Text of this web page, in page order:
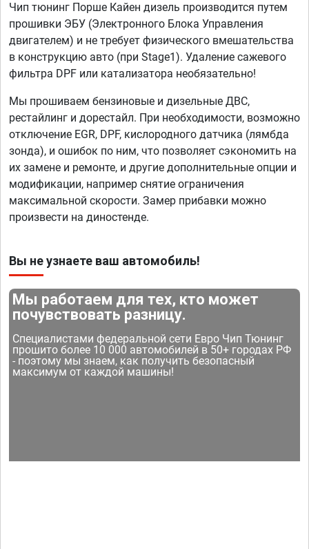
Чип тюнинг Порше Кайен дизель производится путем
прошивки ЭБУ (Электронного Блока Управления
двигателем) и не требует физического вмешательства
в конструкцию авто (при Stage1). Удаление сажевого
фильтра DPF или катализатора необязательно!
Мы прошиваем бензиновые и дизельные ДВС,
рестайлинг и дорестайл. При необходимости, возможно
отключение EGR, DPF, кислородного датчика (лямбда
зонда), и ошибок по ним, что позволяет сэкономить на
их замене и ремонте, и другие дополнительные опции и
модификации, например снятие ограничения
максимальной скорости. Замер прибавки можно
произвести на диностенде.
Вы не узнаете ваш автомобиль!
Мы работаем для тех, кто может
почувствовать разницу.
Специалистами федеральной сети Евро Чип Тюнинг
прошито более 10 000 автомобилей в 50+ городах РФ
- поэтому мы знаем, как получить безопасный
максимум от каждой машины!